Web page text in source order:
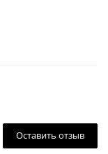
Оставить отзыв